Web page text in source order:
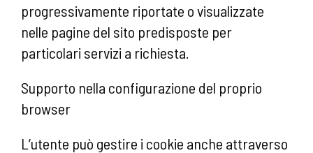
progressivamente riportate o visualizzate
nelle pagine del sito predisposte per
particolari servizi a richiesta.
Supporto nella configurazione del proprio
browser
L’utente può gestire i cookie anche attraverso